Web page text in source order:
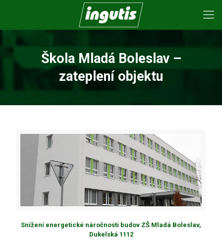
Škola Mladá Boleslav –
zateplení objektu
Snížení energetické náročnosti budov ZŠ Mladá Boleslav,
Dukelská 1112